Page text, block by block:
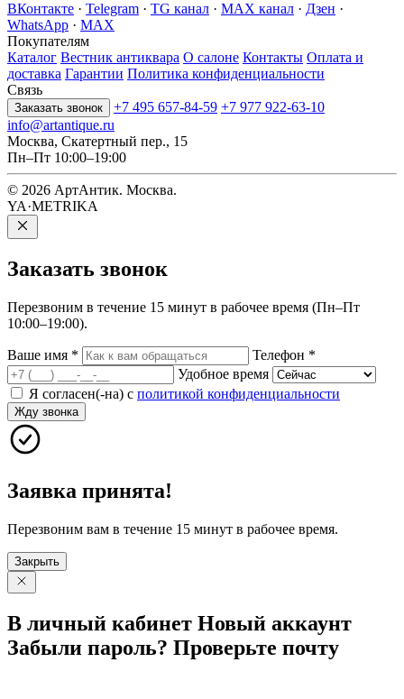
ВКонтакте · Telegram · TG канал · MAX канал · Дзен ·
WhatsApp · MAX
Покупателям
Каталог Вестник антиквара О салоне Контакты Оплата и
доставка Гарантии Политика конфиденциальности
Связь
Заказать звонок +7 495 657-84-59 +7 977 922-63-10
info@artantique.ru
Москва, Скатертный пер., 15
Пн–Пт 10:00–19:00
© 2026 АртАнтик. Москва.
YA·METRIKA
Заказать звонок
Перезвоним в течение 15 минут в рабочее время (Пн–Пт
10:00–19:00).
Ваше имя * Телефон *
Удобное время
Я согласен(-на) с политикой конфиденциальности
Жду звонка
Заявка принята!
Перезвоним вам в течение 15 минут в рабочее время.
Закрыть
В личный кабинет Новый аккаунт
Забыли пароль? Проверьте почту